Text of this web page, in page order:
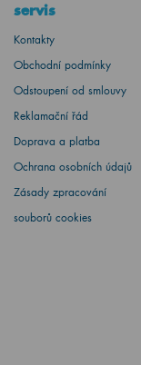
servis
Kontakty
Obchodní podmínky
Odstoupení od smlouvy
Reklamační řád
Doprava a platba
Ochrana osobních údajů
Zásady zpracování
souborů cookies